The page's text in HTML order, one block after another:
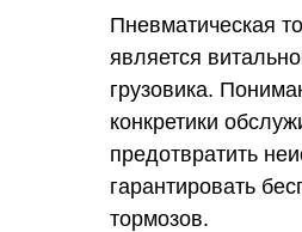
Пневматическая
является
грузовика.
конкретики
предотвратить
гарантировать
тормозов.